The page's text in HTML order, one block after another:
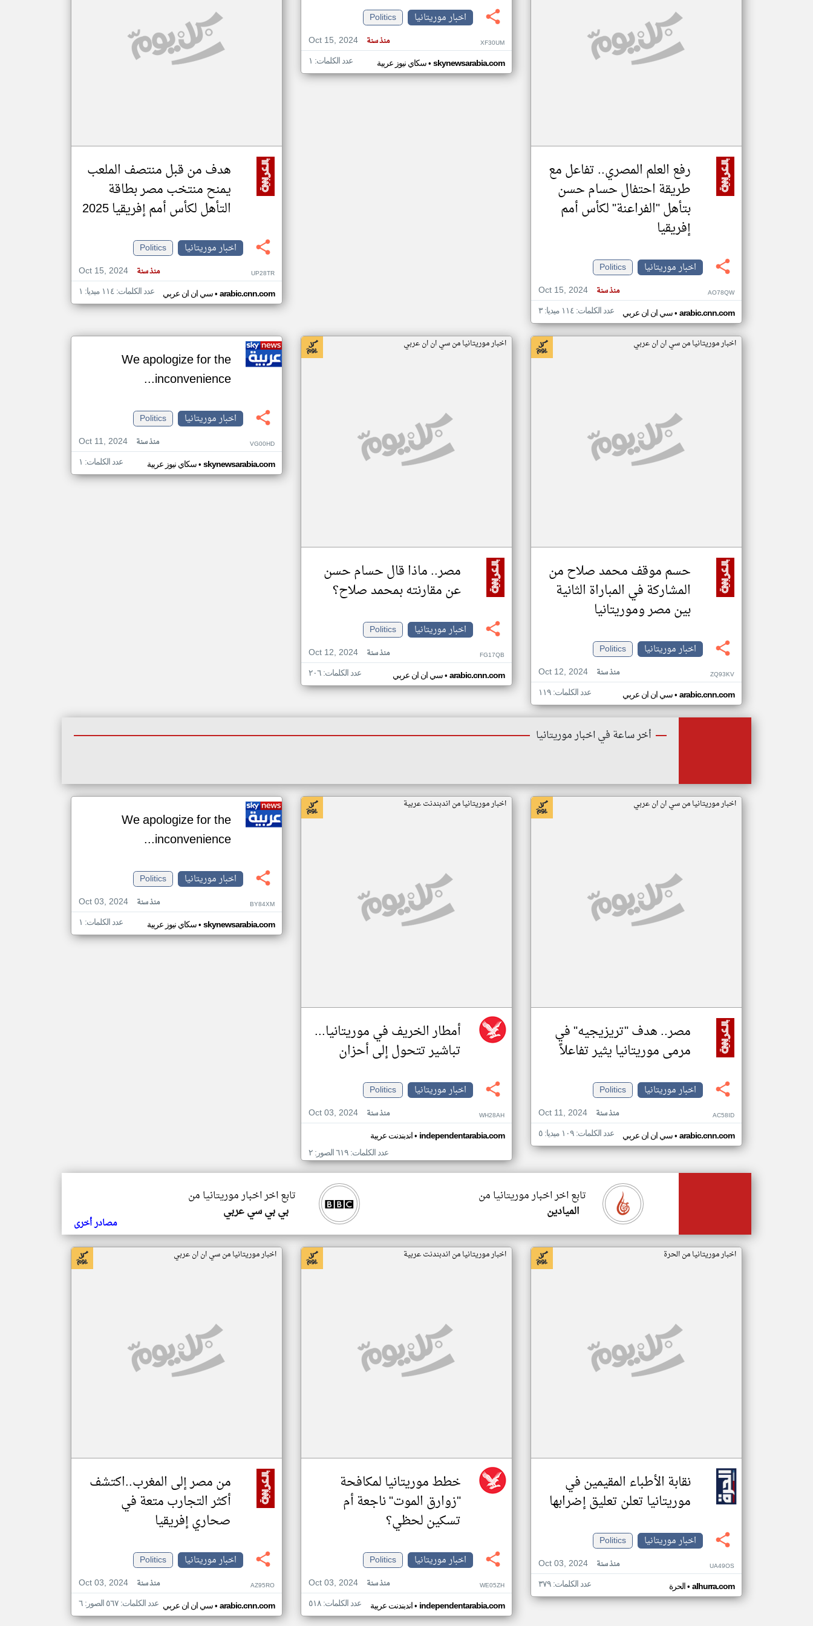
مصادر الأخبار من موريتانيا
رفع العلم المصري.. تفاعل مع
طريقة احتفال حسام حسن
بتأهل "الفراعنة" لكأس أمم
إفريقيا
اخبار موريتانيا
Politics
Oct 15, 2024
منذ سنة AO78QW
سي ان ان عربي• arabic.cnn.com عدد الكلمات: ١١٤ ميديا: ٣
اخبار موريتانيا
Politics
Oct 15, 2024
منذ سنة XF30UM
سكاي نيوز عربية• skynewsarabia.com عدد الكلمات: ١
هدف من قبل منتصف الملعب
يمنح منتخب مصر بطاقة
التأهل لكأس أمم إفريقيا 2025
اخبار موريتانيا
Politics
Oct 15, 2024
منذ سنة UP28TR
سي ان ان عربي• arabic.cnn.com عدد الكلمات: ١١٤ ميديا: ١
اخبار موريتانيا من سي ان ان عربي
حسم موقف محمد صلاح من
المشاركة في المباراة الثانية
بين مصر وموريتانيا
اخبار موريتانيا
Politics
Oct 12, 2024
منذ سنة ZQ93KV
سي ان ان عربي• arabic.cnn.com عدد الكلمات: ١١٩
اخبار موريتانيا من سي ان ان عربي
مصر.. ماذا قال حسام حسن
عن مقارنته بمحمد صلاح؟
اخبار موريتانيا
Politics
Oct 12, 2024
منذ سنة FG17QB
سي ان ان عربي• arabic.cnn.com عدد الكلمات: ٢٠٦
We apologize for the
inconvenience...
اخبار موريتانيا
Politics
Oct 11, 2024
منذ سنة VG00HD
سكاي نيوز عربية• skynewsarabia.com عدد الكلمات: ١
أخر ساعة في اخبار موريتانيا
اخبار موريتانيا من سي ان ان عربي
مصر.. هدف "تريزيجيه" في
مرمى موريتانيا يثير تفاعلاً
اخبار موريتانيا
Politics
Oct 11, 2024
منذ سنة AC58ID
سي ان ان عربي• arabic.cnn.com عدد الكلمات: ١٠٩ ميديا: ٥
اخبار موريتانيا من اندبندنت عربية
أمطار الخريف في موريتانيا...
تباشير تتحول إلى أحزان
اخبار موريتانيا
Politics
Oct 03, 2024
منذ سنة WH28AH
اندبندنت عربية• independentarabia.com
عدد الكلمات: ٦١٩ الصور: ٢
We apologize for the
inconvenience...
اخبار موريتانيا
Politics
Oct 03, 2024
منذ سنة BY84XM
سكاي نيوز عربية• skynewsarabia.com عدد الكلمات: ١
تابع اخر اخبار موريتانيا من
بي بي سي عربي
تابع اخر اخبار موريتانيا من
الميادين
مصادر أخرى
اخبار موريتانيا من الحرة
نقابة الأطباء المقيمين في
موريتانيا تعلن تعليق إضرابها
اخبار موريتانيا
Politics
Oct 03, 2024
منذ سنة UA49OS
الحرة• alhurra.com عدد الكلمات: ٣٧٩
اخبار موريتانيا من اندبندنت عربية
خطط موريتانيا لمكافحة
"زوارق الموت" ناجعة أم
تسكين لحظي؟
اخبار موريتانيا
Politics
Oct 03, 2024
منذ سنة WE05ZH
اندبندنت عربية• independentarabia.com عدد الكلمات: ٥١٨
اخبار موريتانيا من سي ان ان عربي
من مصر إلى المغرب..اكتشف
أكثر التجارب متعة في
صحاري إفريقيا
اخبار موريتانيا
Politics
Oct 03, 2024
منذ سنة AZ95RO
سي ان ان عربي• arabic.cnn.com عدد الكلمات: ٥٦٧ الصور: ٦